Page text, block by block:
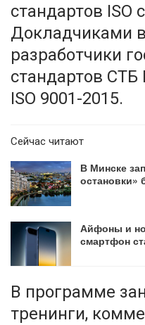
стандартов ISO
Докладчиками
разработчики
стандартов СТБ
ISO 9001-2015.
Сейчас читают
В Минске
остановки»
Айфоны и
смартфон
В программе
тренинги,